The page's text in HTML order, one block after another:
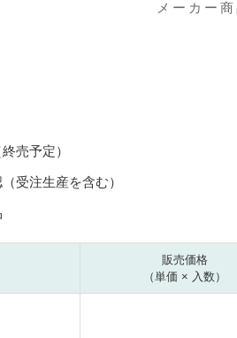
メーカー
売予定）
受注生産を含む）
販売価格
（単価 × 入数）